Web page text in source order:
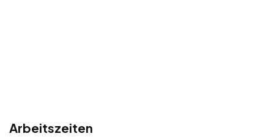
Arbeitszeiten